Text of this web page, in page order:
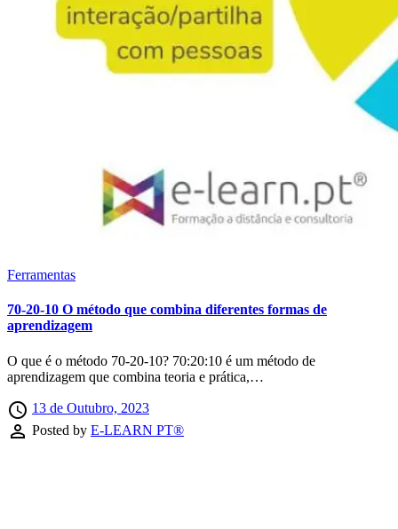
Ferramentas
70-20-10 O método que combina diferentes formas de
aprendizagem
O que é o método 70-20-10? 70:20:10 é um método de
aprendizagem que combina teoria e prática,…
access_time 13 de Outubro, 2023
perm_identity Posted by E-LEARN PT®